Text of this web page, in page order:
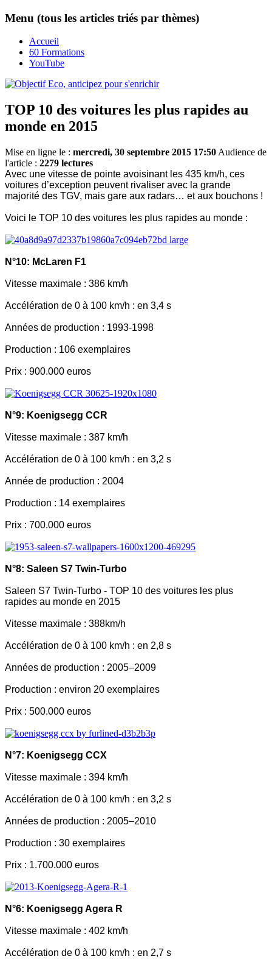
Menu (tous les articles triés par thèmes)
Accueil
60 Formations
YouTube
TOP 10 des voitures les plus rapides au
monde en 2015
Mise en ligne le : mercredi, 30 septembre 2015 17:50 Audience de
l'article : 2279 lectures
Avec une vitesse de pointe avoisinant les 435 km/h, ces
voitures d’exception peuvent rivaliser avec la grande
majorité des TGV, mais gare aux radars… et aux bouchons !
Voici le TOP 10 des voitures les plus rapides au monde :
N°10: McLaren F1
Vitesse maximale : 386 km/h
Accélération de 0 à 100 km/h : en 3,4 s
Années de production : 1993-1998
Production : 106 exemplaires
Prix : 900.000 euros
N°9: Koenigsegg CCR
Vitesse maximale : 387 km/h
Accélération de 0 à 100 km/h : en 3,2 s
Année de production : 2004
Production : 14 exemplaires
Prix : 700.000 euros
N°8: Saleen S7 Twin-Turbo
Saleen S7 Twin-Turbo - TOP 10 des voitures les plus
rapides au monde en 2015
Vitesse maximale : 388km/h
Accélération de 0 à 100 km/h : en 2,8 s
Années de production : 2005–2009
Production : environ 20 exemplaires
Prix : 500.000 euros
N°7: Koenigsegg CCX
Vitesse maximale : 394 km/h
Accélération de 0 à 100 km/h : en 3,2 s
Années de production : 2005–2010
Production : 30 exemplaires
Prix : 1.700.000 euros
N°6: Koenigsegg Agera R
Vitesse maximale : 402 km/h
Accélération de 0 à 100 km/h : en 2,7 s